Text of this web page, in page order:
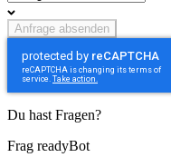
Anfrage absenden
Du hast Fragen?
Frag readyBot